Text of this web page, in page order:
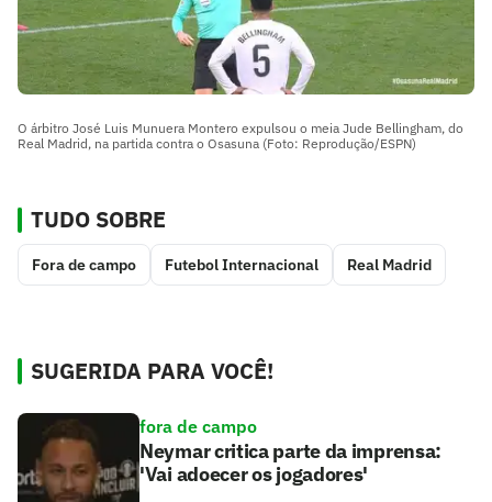
O árbitro José Luis Munuera Montero expulsou o meia Jude Bellingham, do
Real Madrid, na partida contra o Osasuna (Foto: Reprodução/ESPN)
TUDO SOBRE
Fora de campo Futebol Internacional Real Madrid
SUGERIDA PARA VOCÊ!
fora de campo
Neymar critica parte da imprensa:
'Vai adoecer os jogadores'